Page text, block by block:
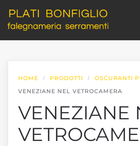
Skip to main content
HOME PRODOTTI
OSCURANTI
VENEZIANE NEL VETROCAMERA
VENEZIANE